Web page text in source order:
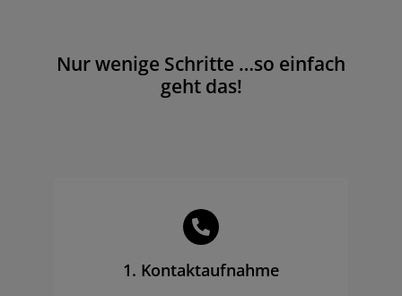
Nur wenige Schritte …so einfach
geht das!
1. Kontaktaufnahme